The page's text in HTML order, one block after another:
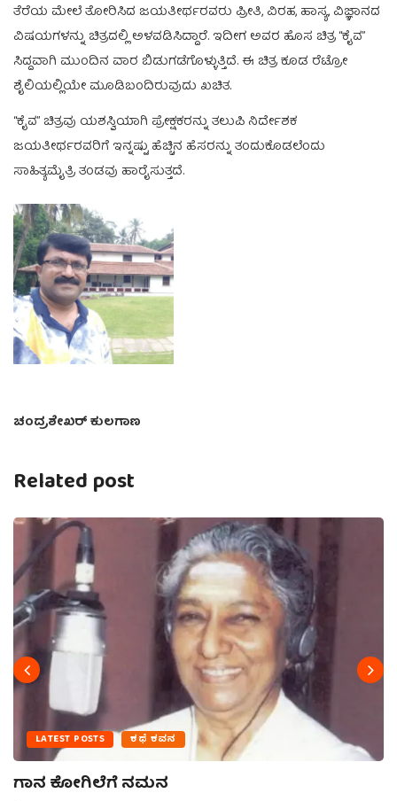
ತೆರೆಯ ಮೇಲೆ ತೋರಿಸಿದ ಜಯತೀರ್ಥರವರು ಪ್ರೀತಿ, ವಿರಹ, ಹಾಸ್ಯ, ವಿಜ್ಞಾನದ
ವಿಷಯಗಳನ್ನು ಚಿತ್ರದಲ್ಲಿ ಅಳವಡಿಸಿದ್ದಾರೆ. ಇದೀಗ ಅವರ ಹೊಸ ಚಿತ್ರ “ಕೈವ”
ಸಿದ್ದವಾಗಿ ಮುಂದಿನ ವಾರ ಬಿಡುಗಡೆಗೊಳ್ಳುತ್ತಿದೆ. ಈ ಚಿತ್ರ ಕೂಡ ರೆಟ್ರೋ
ಶೈಲಿಯಲ್ಲಿಯೇ ಮೂಡಿಬಂದಿರುವುದು ಖಚಿತ.
“ಕೈವ” ಚಿತ್ರವು ಯಶಸ್ವಿಯಾಗಿ ಪ್ರೇಕ್ಷಕರನ್ನು ತಲುಪಿ ನಿರ್ದೇಶಕ
ಜಯತೀರ್ಥರವರಿಗೆ ಇನ್ನಷ್ಟು ಹೆಚ್ಚಿನ ಹೆಸರನ್ನು ತಂದುಕೊಡಲೆಂದು
ಸಾಹಿತ್ಯಮೈತ್ರಿ ತಂಡವು ಹಾರೈಸುತ್ತದೆ.
ಚಂದ್ರಶೇಖರ್ ಕುಲಗಾಣ
Related post
LATEST POSTS ಕಥೆ ಕವನ
ಗಾನ ಕೋಗಿಲೆಗೆ ನಮನ